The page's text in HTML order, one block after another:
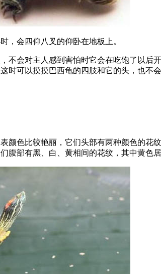
，会四仰八叉的仰卧在地板上。
不会对主人感到害怕时它会在吃饱了以
时可以摸摸巴西龟的四肢和它的头，也
颜色比较艳丽，它们头部有两种颜色的
腹部有黑、白、黄相间的花纹，其中黄色居